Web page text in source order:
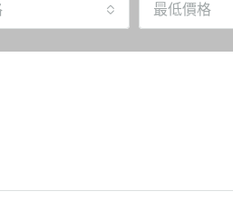
最低價格